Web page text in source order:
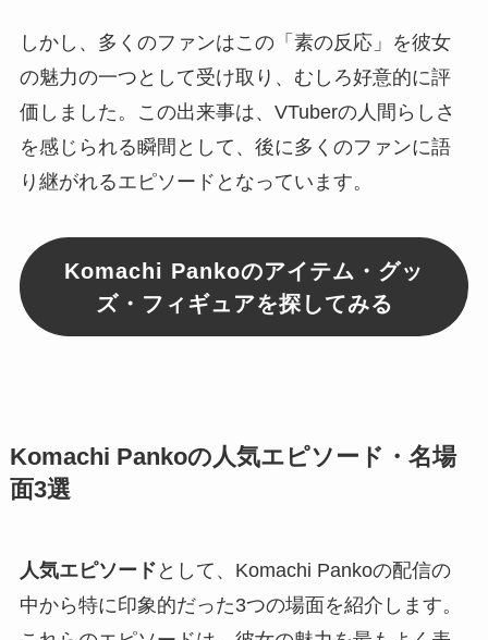
しかし、多くのファンはこの「素の反応」を彼女
の魅力の一つとして受け取り、むしろ好意的に評
価しました。この出来事は、VTuberの人間らしさ
を感じられる瞬間として、後に多くのファンに語
り継がれるエピソードとなっています。
Komachi Pankoのアイテム・グッ
ズ・フィギュアを探してみる
Komachi Pankoの人気エピソード・名場
面3選
人気エピソード として、Komachi Pankoの配信の
中から特に印象的だった3つの場面を紹介します。